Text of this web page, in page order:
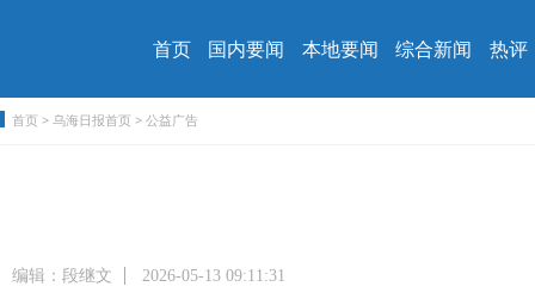
首页 国内要闻 本地要闻 综合新闻 热评
首页 > 乌海日报首页 > 公益广告
编辑：段继文 2026-05-13 09:11:31